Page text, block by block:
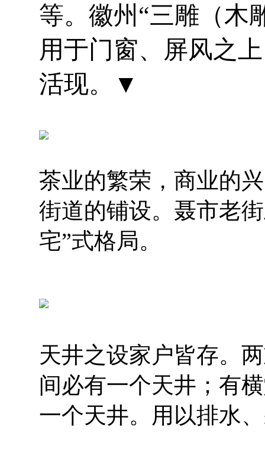
等。徽州“三雕（木
用于门窗、屏风之
活现。▼
茶业的繁荣，商业的
街道的铺设。聂市老
宅”式格局。
天井之设家户皆存。
间必有一个天井；有
一个天井。用以排水